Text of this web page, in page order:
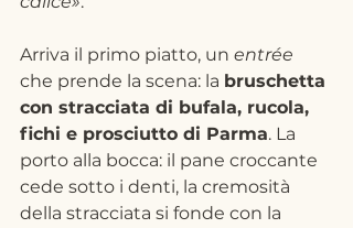
Arriva il primo piatto, un entrée
che prende la scena: la bruschetta
con stracciata di bufala, rucola,
fichi e prosciutto di Parma. La
porto alla bocca: il pane croccante
cede sotto i denti, la cremosità
della stracciata si fonde con la